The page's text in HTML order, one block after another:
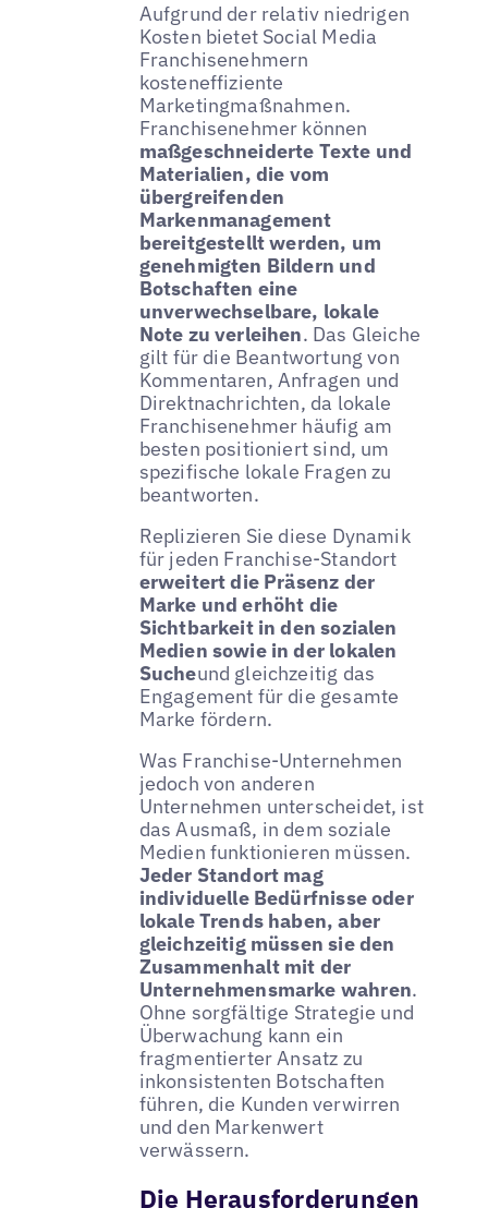
Aufgrund der relativ niedrigen
Kosten bietet Social Media
Franchisenehmern
kosteneffiziente
Marketingmaßnahmen.
Franchisenehmer können
maßgeschneiderte Texte und
Materialien, die vom
übergreifenden
Markenmanagement
bereitgestellt werden, um
genehmigten Bildern und
Botschaften eine
unverwechselbare, lokale
Note zu verleihen. Das Gleiche
gilt für die Beantwortung von
Kommentaren, Anfragen und
Direktnachrichten, da lokale
Franchisenehmer häufig am
besten positioniert sind, um
spezifische lokale Fragen zu
beantworten.
Replizieren Sie diese Dynamik
für jeden Franchise-Standort
erweitert die Präsenz der
Marke und erhöht die
Sichtbarkeit in den sozialen
Medien sowie in der lokalen
Sucheund gleichzeitig das
Engagement für die gesamte
Marke fördern.
Was Franchise-Unternehmen
jedoch von anderen
Unternehmen unterscheidet, ist
das Ausmaß, in dem soziale
Medien funktionieren müssen.
Jeder Standort mag
individuelle Bedürfnisse oder
lokale Trends haben, aber
gleichzeitig müssen sie den
Zusammenhalt mit der
Unternehmensmarke wahren.
Ohne sorgfältige Strategie und
Überwachung kann ein
fragmentierter Ansatz zu
inkonsistenten Botschaften
führen, die Kunden verwirren
und den Markenwert
verwässern.
Die Herausforderungen